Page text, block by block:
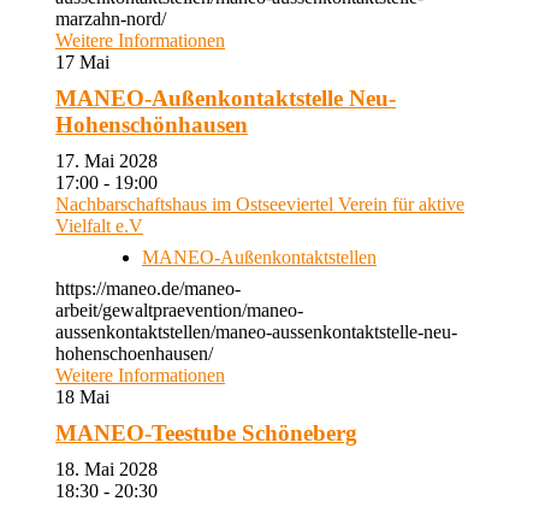
marzahn-nord/
Weitere Informationen
17 Mai
MANEO-Außenkontaktstelle Neu-
Hohenschönhausen
17. Mai 2028
17:00 - 19:00
Nachbarschaftshaus im Ostseeviertel Verein für aktive
Vielfalt e.V
MANEO-Außenkontaktstellen
https://maneo.de/maneo-
arbeit/gewaltpraevention/maneo-
aussenkontaktstellen/maneo-aussenkontaktstelle-neu-
hohenschoenhausen/
Weitere Informationen
18 Mai
MANEO-Teestube Schöneberg
18. Mai 2028
18:30 - 20:30